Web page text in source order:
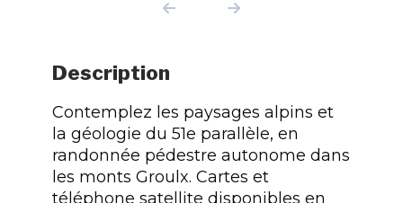
Description
Contemplez les paysages alpins et
la géologie du 51e parallèle, en
randonnée pédestre autonome dans
les monts Groulx. Cartes et
téléphone satellite disponibles en